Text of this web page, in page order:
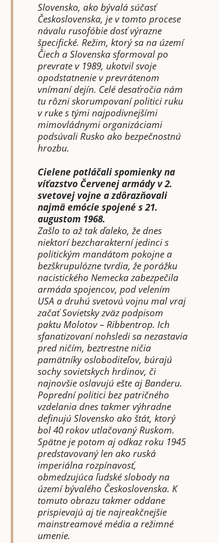
Slovensko, ako bývalá súčasť
Československa, je v tomto procese
návalu rusofóbie dosť výrazne
špecifické. Režim, ktorý sa na území
Čiech a Slovenska sformoval po
prevrate v 1989, ukotvil svoje
opodstatnenie v prevrátenom
vnímaní dejín. Celé desaťročia nám
tu rôzni skorumpovaní politici ruku
v ruke s tými najpodivnejšími
mimovládnymi organizáciami
podsúvali Rusko ako bezpečnostnú
hrozbu.
Cielene potláčali spomienky na
víťazstvo Červenej armády v 2.
svetovej vojne a zdôrazňovali
najmä emócie spojené s 21.
augustom 1968.
Zašlo to až tak ďaleko, že dnes
niektorí bezcharakterní jedinci s
politickým mandátom pokojne a
bezškrupulózne tvrdia, že porážku
nacistického Nemecka zabezpečila
armáda spojencov, pod velením
USA a druhú svetovú vojnu mal vraj
začať Sovietsky zväz podpisom
paktu Molotov – Ribbentrop. Ich
sfanatizovaní nohsledi sa nezastavia
pred ničím, beztrestne ničia
pamätníky osloboditeľov, búrajú
sochy sovietskych hrdinov, či
najnovšie oslavujú ešte aj Banderu.
Poprední politici bez patričného
vzdelania dnes takmer výhradne
definujú Slovensko ako štát, ktorý
bol 40 rokov utlačovaný Ruskom.
Spätne je potom aj odkaz roku 1945
predstavovaný len ako ruská
imperiálna rozpínavosť,
obmedzujúca ľudské slobody na
území bývalého Československa. K
tomuto obrazu takmer oddane
prispievajú aj tie najreakčnejšie
mainstreamové média a režimné
umenie.